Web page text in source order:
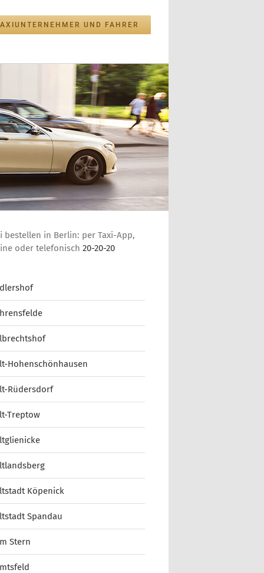
UND FAHRER
bestellen in Berlin: per Taxi-App,
oder telefonisch 20-20-20
Hohenschönhausen
Rüdersdorf
Treptow
Köpenick
Spandau
Stern